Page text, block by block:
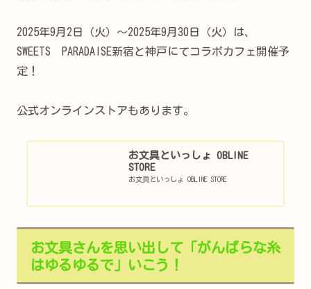
2025年9月2日（火）～2025年9月30日（火）は、
SWEETS PARADAISE新宿と神戸にてコラボカフェ開催予
定！
公式オンラインストアもあります。
お文具といっしょ OBLINE
STORE
お文具といっしょ OBLINE STORE
お文具さんを思い出して「がんばらな糸
はゆるゆるで」いこう！